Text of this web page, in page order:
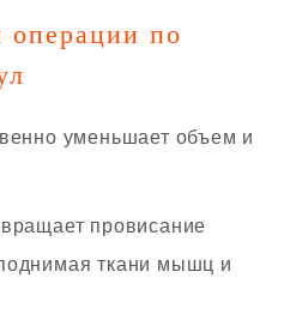
операции по
уменьшает объем и
провисание
ткани мышц и